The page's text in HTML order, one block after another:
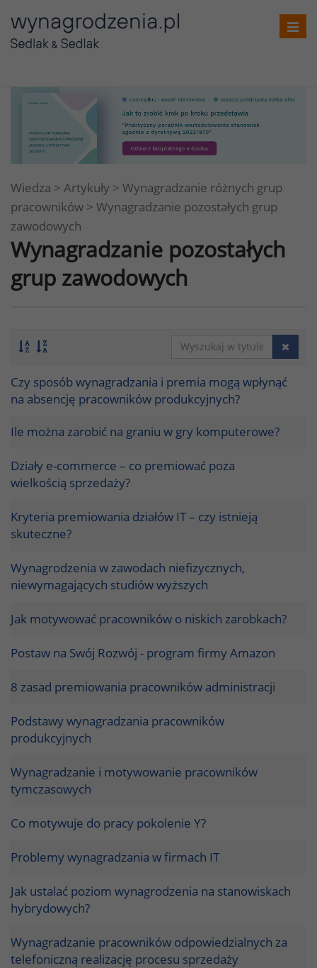
Wiedza > Artykuły > Wynagradzanie różnych grup
pracowników > Wynagradzanie pozostałych grup
zawodowych
Wynagradzanie pozostałych
grup zawodowych
Czy sposób wynagradzania i premia mogą wpłynąć
na absencję pracowników produkcyjnych?
Ile można zarobić na graniu w gry komputerowe?
Działy e-commerce – co premiować poza
wielkością sprzedaży?
Kryteria premiowania działów IT – czy istnieją
skuteczne?
Wynagrodzenia w zawodach niefizycznych,
niewymagających studiów wyższych
Jak motywować pracowników o niskich zarobkach?
Postaw na Swój Rozwój - program firmy Amazon
8 zasad premiowania pracowników administracji
Podstawy wynagradzania pracowników
produkcyjnych
Wynagradzanie i motywowanie pracowników
tymczasowych
Co motywuje do pracy pokolenie Y?
Problemy wynagradzania w firmach IT
Jak ustalać poziom wynagrodzenia na stanowiskach
hybrydowych?
Wynagradzanie pracowników odpowiedzialnych za
telefoniczną realizację procesu sprzedaży